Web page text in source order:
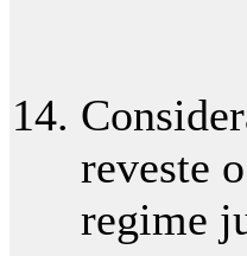
reveste
regime